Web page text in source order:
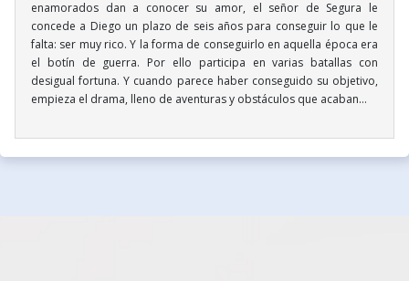
enamorados dan a conocer su amor, el señor de Segura le
concede a Diego un plazo de seis años para conseguir lo que le
falta: ser muy rico. Y la forma de conseguirlo en aquella época era
el botín de guerra. Por ello participa en varias batallas con
desigual fortuna. Y cuando parece haber conseguido su objetivo,
empieza el drama, lleno de aventuras y obstáculos que acaban…